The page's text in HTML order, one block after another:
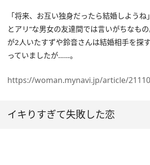
「将来、お互い独身だったら結婚しようね
とアリ”な男女の友達間では言いがちなも
が2人いたすずや鈴音さんは結婚相手を
っていましたが……。
https://woman.mynavi.jp/article/
イキりすぎて失敗した恋